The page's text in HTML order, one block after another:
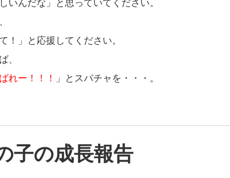
いんだな」と思っていてください。
！」と応援してください。
、
れー！！！ 」とスパチャを・・・。
子の成長報告